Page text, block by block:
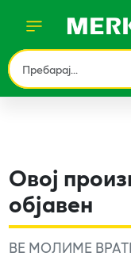
Овој
објавен
ВЕ МОЛИМЕ